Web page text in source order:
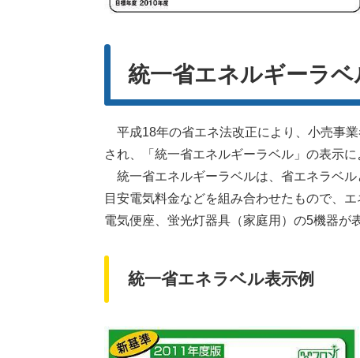
統一省エネルギーラベ
平成18年の省エネ法改正により、小売事
され、「統一省エネルギーラベル」の表示
統一省エネルギーラベルは、省エネラベ
目安電気料金などを組み合わせたもので、
電気便座、蛍光灯器具（家庭用）の5機器が
統一省エネラベル表示例